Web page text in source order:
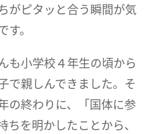
がピタッと合う瞬間が気
。
も小学校４年生の頃から
で親しんできました。そ
の終わりに、「国体に参
ちを明かしたことから、